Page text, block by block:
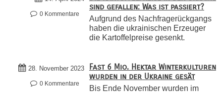
0 Kommentare
sind gefallen: Was ist passiert?
Aufgrund des Nachfragerückgangs
haben die ukrainischen Erzeuger
die Kartoffelpreise gesenkt.
28. November 2023
0 Kommentare
Fast 6 Mio. Hektar Winterkulturen
wurden in der Ukraine gesät
Bis Ende November wurden im